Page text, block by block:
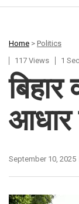
Home > Politics
117 Views
1 Sec
आधार
September 10, 2025